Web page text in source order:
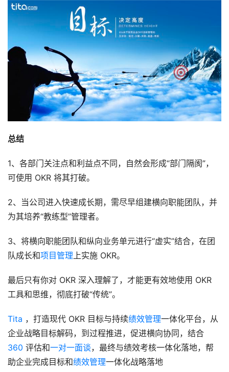
总结
1、各部门关注点和利益点不同，自然会形成“部门隔阂”，
可使用 OKR 将其打破。
2、当公司进入快速成长期，需尽早组建横向职能团队，并
为其培养“教练型”管理者。
3、将横向职能团队和纵向业务单元进行“虚实”结合，在团
队成长和项目管理 上实施 OKR。
最后只有你对 OKR 深入理解了，才能更有效地使用 OKR
工具和思维，彻底打破“传统”。
Tita ，打造现代 OKR 目标与持续绩效管理一体化平台，从
360 评估和一对一面谈，最终与绩效考核一体化落地，帮
助企业完成目标和绩效管理一体化战略落地